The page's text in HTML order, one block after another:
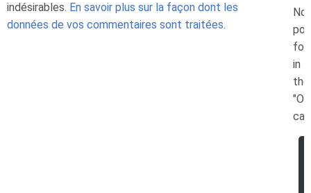
indésirables. En savoir plus sur la façon dont les
données de vos commentaires sont traitées.
No
in
the